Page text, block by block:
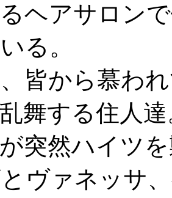
ヘアサロン
る。
皆から慕わ
舞する住人
突然ハイツ
ヴァネッサ